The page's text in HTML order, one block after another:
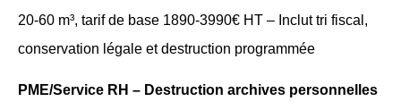
20-60 m³, tarif de base 1890-3990€ HT – Inclut tri fiscal,
conservation légale et destruction programmée
PME/Service RH – Destruction archives personnelles